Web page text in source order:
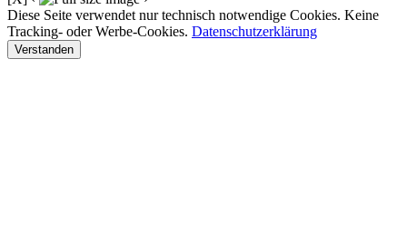
Diese Seite verwendet nur technisch notwendige Cookies. Keine
Tracking- oder Werbe-Cookies. Datenschutzerklärung
Verstanden